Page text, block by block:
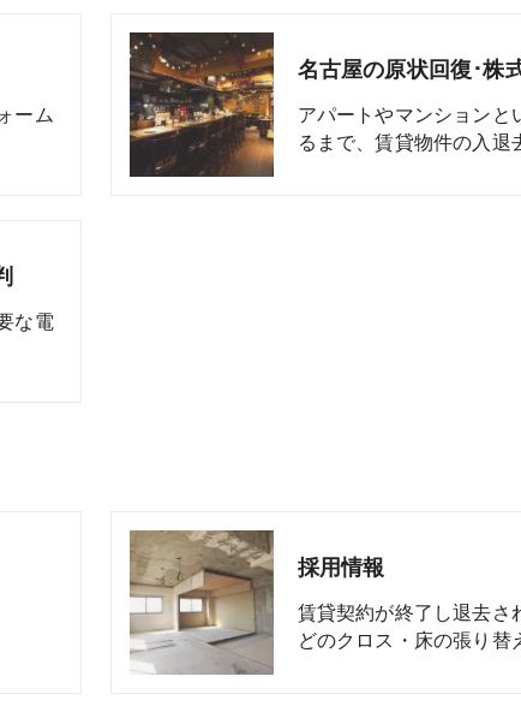
ーム
アパートやマンション
るまで、賃貸物件の入退
な電
採用情報
賃貸契約が終了し退去
どのクロス・床の張り替